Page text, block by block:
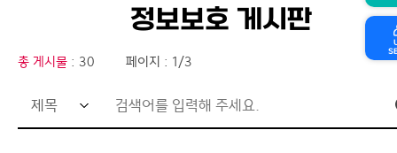
정보보호 게시판
총 게시물 : 30 페이지 : 1/3